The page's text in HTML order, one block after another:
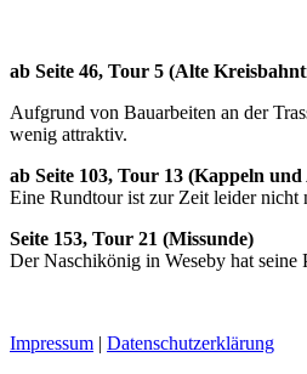
ab Seite 46, Tour 5 (Alte
Aufgrund von Bauarbeiten an der
wenig attraktiv.
ab Seite 103, Tour 13 (Kappeln
Eine Rundtour ist zur Zeit leider nicht
Seite 153, Tour 21 (Missunde)
Der Naschikönig in Weseby hat seine
Impressum | Datenschutzerklärung